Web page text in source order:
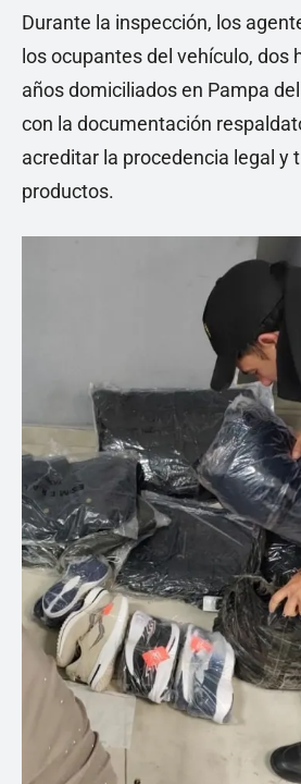
Durante la inspección, los
los ocupantes del vehículo, dos
años domiciliados en Pampa
con la documentación
acreditar la procedencia legal y
productos.